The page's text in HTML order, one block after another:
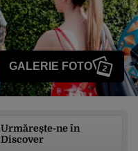
GALERIE FOTO 2
Urmărește-ne în
Discover